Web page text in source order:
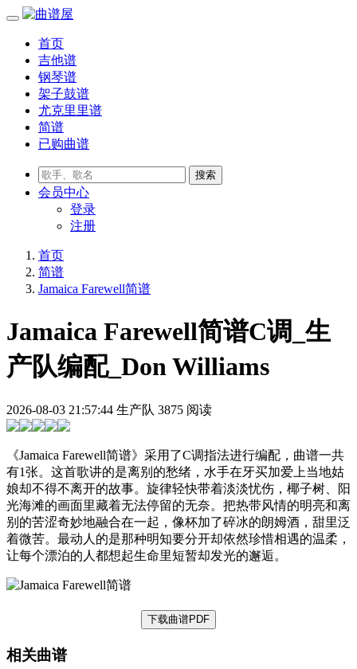
首页
吉他谱
钢琴谱
架子鼓谱
尤克里里谱
简谱
已购曲谱
会员中心
登录
注册
首页
简谱
Jamaica Farewell简谱
Jamaica Farewell简谱C调_生
产队编配_Don Williams
2026-08-03 21:57:44 生产队 3875 阅读
《Jamaica Farewell简谱》采用了C调指法进行编配，曲谱一共
有1张。这首歌讲的是离别的愁绪，水手在牙买加爱上当地姑
娘却不得不离开的故事。旋律轻快带着淡淡忧伤，椰子树、阳
光海滩的画面里藏着无法停留的无奈。把热带风情的明亮和离
别的苦涩奇妙地融合在一起，像杯加了碎冰的朗姆酒，甜里泛
着微苦。最动人的是那种明知要分开却依然珍惜相遇的温柔，
让每个漂泊的人都想起生命里短暂却发光的邂逅。
下载曲谱PDF
相关曲谱